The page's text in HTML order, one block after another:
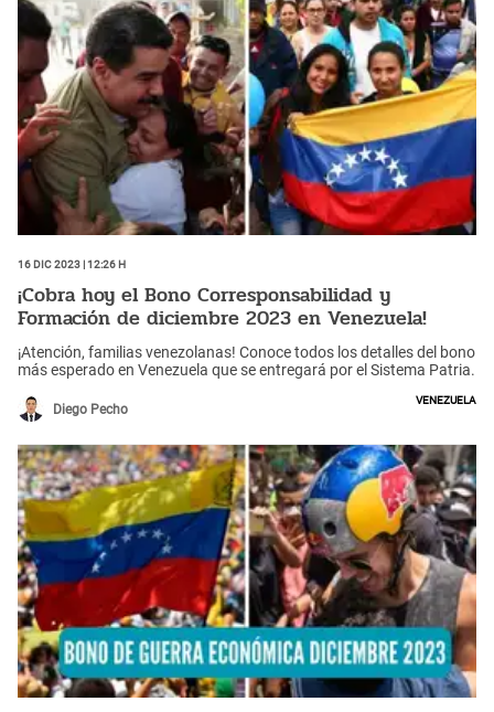
16 Dic 2023 | 12:26 h
¡Cobra hoy el Bono Corresponsabilidad y
Formación de diciembre 2023 en Venezuela!
¡Atención, familias venezolanas! Conoce todos los detalles del bono
más esperado en Venezuela que se entregará por el Sistema Patria.
Diego Pecho
Venezuela